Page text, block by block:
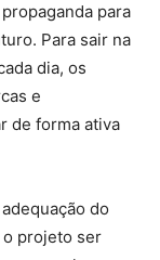
para
Para sair na
dia, os
e
de forma ativa
do
o projeto ser